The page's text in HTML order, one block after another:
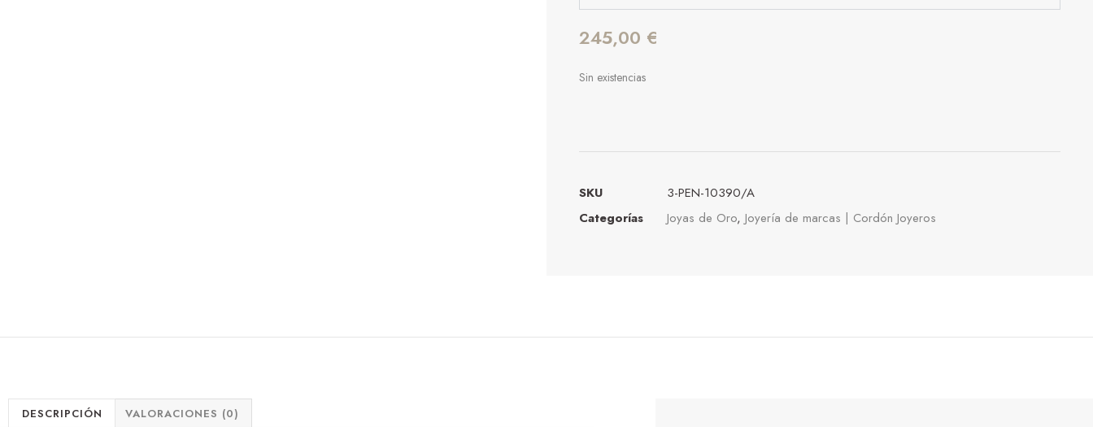
245,00 €
Sin existencias
SKU
3-PEN-10390/A
Categorías
Joyas de Oro, Joyería de marcas | Cordón Joyeros
DESCRIPCIÓN VALORACIONES (0)